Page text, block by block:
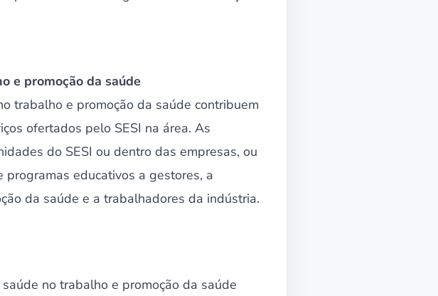
e promoção da saúde
trabalho e promoção da saúde contribuem
ofertados pelo SESI na área. As
do SESI ou dentro das empresas, ou
programas educativos a gestores, a
da saúde e a trabalhadores da indústria.
no trabalho e promoção da saúde